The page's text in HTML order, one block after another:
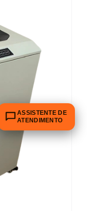
ASSISTENTE DE
ATENDIMENTO